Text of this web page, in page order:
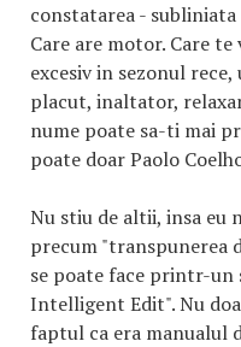
constatarea -
Care are motor. Care
excesiv in sezonul
placut, inaltator,
nume poate sa-ti mai
poate doar Paolo
Nu stiu de altii, insa eu
precum "transpunerea
se poate face printr-
Intelligent Edit". Nu
faptul ca era manualul